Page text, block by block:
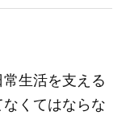
生活を支える
くてはならな